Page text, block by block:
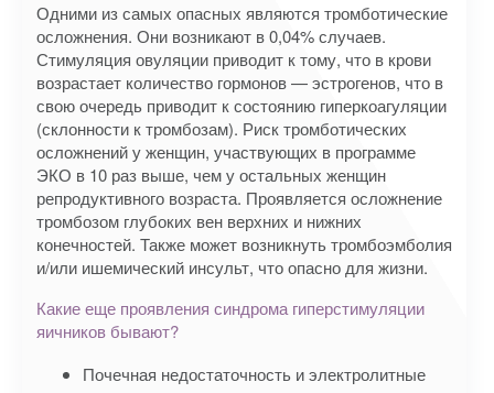
Одними из самых опасных являются тромботические
осложнения. Они возникают в 0,04% случаев.
Стимуляция овуляции приводит к тому, что в крови
возрастает количество гормонов — эстрогенов, что в
свою очередь приводит к состоянию гиперкоагуляции
(склонности к тромбозам). Риск тромботических
осложнений у женщин, участвующих в программе
ЭКО в 10 раз выше, чем у остальных женщин
репродуктивного возраста. Проявляется осложнение
тромбозом глубоких вен верхних и нижних
конечностей. Также может возникнуть тромбоэмболия
и/или ишемический инсульт, что опасно для жизни.
Какие еще проявления синдрома гиперстимуляции
яичников бывают?
Почечная недостаточность и электролитные